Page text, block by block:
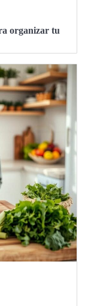
organizar tu